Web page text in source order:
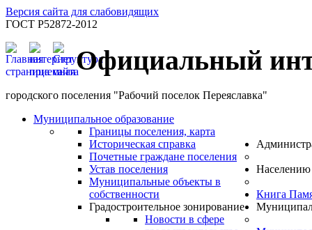
Версия сайта для слабовидящих
ГОСТ Р52872-2012
Официальный
городского поселения "Рабочий поселок Переяславка"
Муниципальное образование
Границы поселения, карта
Историческая справка
Почетные граждане поселения
Устав поселения
Муниципальные объекты в
собственности
Градостроительное зонирование
Новости в сфере
Населению
Книга